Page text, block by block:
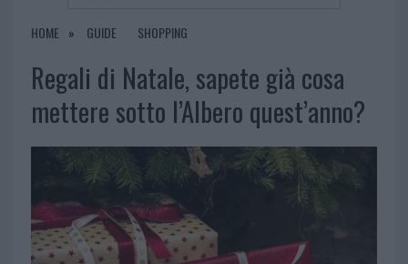
HOME GUIDE SHOPPING
Regali di Natale, sapete già cosa
mettere sotto l’Albero quest’anno?